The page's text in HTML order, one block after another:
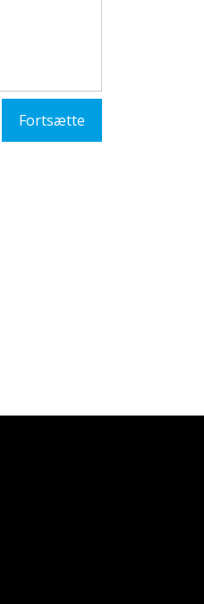
Fortsætte